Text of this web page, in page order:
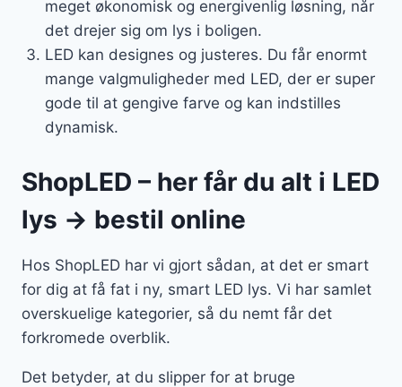
meget økonomisk og energivenlig løsning, når
det drejer sig om lys i boligen.
LED kan designes og justeres. Du får enormt
mange valgmuligheder med LED, der er super
gode til at gengive farve og kan indstilles
dynamisk.
ShopLED – her får du alt i LED
lys → bestil online
Hos ShopLED har vi gjort sådan, at det er smart
for dig at få fat i ny, smart LED lys. Vi har samlet
overskuelige kategorier, så du nemt får det
forkromede overblik.
Det betyder, at du slipper for at bruge